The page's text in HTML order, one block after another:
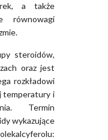
a także
równowagi
steroidów,
oraz jest
rozkładowi
temperatury i
Termin
wykazujące